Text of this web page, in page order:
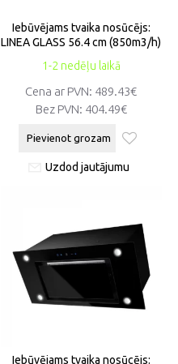
1-2 nedēļu laikā
Iebūvējams tvaika nosūcējs:
LINEA GLASS 56.4 cm (850m3/h)
Cena ar PVN: 489.43€
Bez PVN: 404.49€
Pievienot grozam
Uzdod jautājumu
Iebūvējams tvaika nosūcējs: